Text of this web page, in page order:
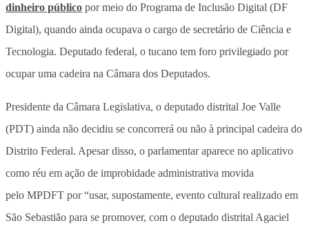
dinheiro público por meio do Programa de Inclusão Digital (DF
Digital), quando ainda ocupava o cargo de secretário de Ciência e
Tecnologia. Deputado federal, o tucano tem foro privilegiado por
ocupar uma cadeira na Câmara dos Deputados.
Presidente da Câmara Legislativa, o deputado distrital Joe Valle
(PDT) ainda não decidiu se concorrerá ou não à principal cadeira do
Distrito Federal. Apesar disso, o parlamentar aparece no aplicativo
como réu em ação de improbidade administrativa movida
pelo MPDFT por “usar, supostamente, evento cultural realizado em
São Sebastião para se promover, com o deputado distrital Agaciel